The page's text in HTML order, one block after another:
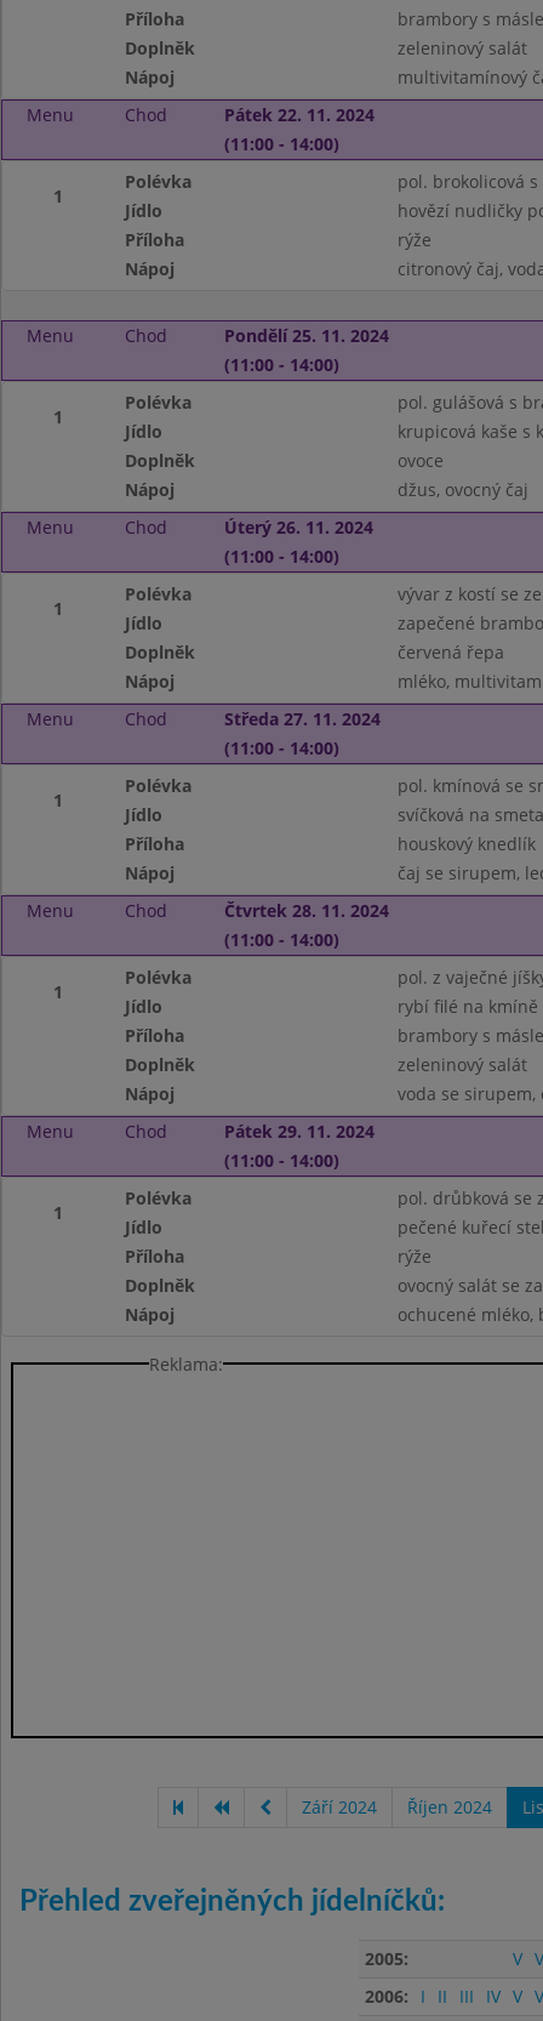
Příloha
brambory s
Doplněk
zeleninový salát
Nápoj
multivitamínový
Menu
Chod
Pátek 22. 11. 2024
(11:00 - 14:00)
1
Polévka
pol. brokolicová s
Jídlo
hovězí nudličky
Příloha
rýže
Nápoj
citronový čaj,
Menu Chod
Pondělí 25. 11. 2024
(11:00 - 14:00)
1
Polévka
pol. gulášová s
Jídlo
krupicová kaše s
Doplněk
ovoce
Nápoj
džus, ovocný čaj
Menu
Chod
Úterý 26. 11. 2024
(11:00 - 14:00)
1
Polévka
vývar z kostí se
Jídlo
zapečené
Doplněk
červená řepa
Nápoj
mléko,
Menu
Chod
Středa 27. 11. 2024
(11:00 - 14:00)
1
Polévka
pol. kmínová se
Jídlo
svíčková na
Příloha
houskový knedlík
Nápoj
čaj se sirupem,
Menu
Chod
Čtvrtek 28. 11. 2024
(11:00 - 14:00)
1
Polévka
pol. z vaječné
Jídlo
rybí filé na kmíně
Příloha
brambory s
Doplněk
zeleninový salát
Nápoj
voda se sirupem,
Menu
Chod
Pátek 29. 11. 2024
(11:00 - 14:00)
1
Polévka
pol. drůbková se
Jídlo
pečené kuřecí
Příloha
rýže
Doplněk
ovocný salát se
Nápoj
ochucené mléko,
Reklama:
Září 2024 Říjen 2024
Přehled zveřejněných jídelníčků:
2005: V
2006:
I II III IV V